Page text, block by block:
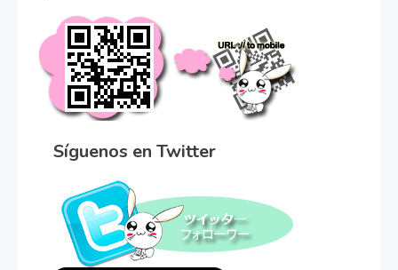
Síguenos en Twitter